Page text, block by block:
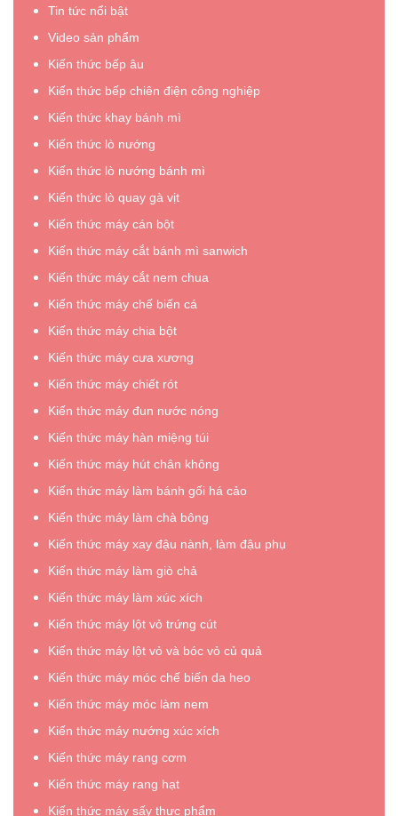
ăn
công
hàng
đầu
năm
Tin tức nổi bật
Video sản phẩm
Kiến thức bếp âu
Kiến thức bếp chiên điện công nghiệp
Kiến thức khay bánh mì
Kiến thức lò nướng
Kiến thức lò nướng bánh mì
Kiến thức lò quay gà vịt
Kiến thức máy cán bột
Kiến thức máy cắt bánh mì sanwich
Kiến thức máy cắt nem chua
Kiến thức máy chế biến cá
Kiến thức máy chia bột
Kiến thức máy cưa xương
Kiến thức máy chiết rót
Kiến thức máy đun nước nóng
Kiến thức máy hàn miệng túi
Kiến thức máy hút chân không
Kiến thức máy làm bánh gối há cảo
Kiến thức máy làm chà bông
Kiến thức máy xay đậu nành, làm đậu phụ
Kiến thức máy làm giò chả
Kiến thức máy làm xúc xích
Kiến thức máy lột vỏ trứng cút
Kiến thức máy lột vỏ và bóc vỏ củ quả
Kiến thức máy móc chế biến da heo
Kiến thức máy móc làm nem
Kiến thức máy nướng xúc xích
Kiến thức máy rang cơm
Kiến thức máy rang hạt
Kiến thức máy sấy thực phẩm